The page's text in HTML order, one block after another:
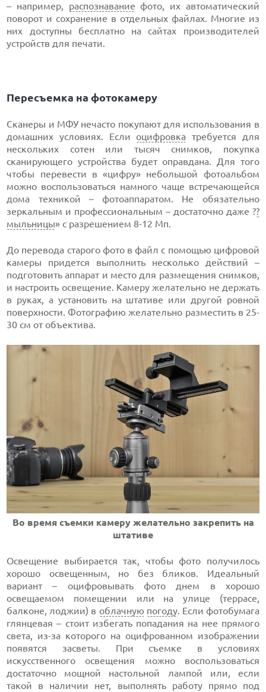
– например, распознавание фото, их автоматический
поворот и сохранение в отдельных файлах. Многие из
них доступны бесплатно на сайтах производителей
устройств для печати.
Пересъемка на фотокамеру
Сканеры и МФУ нечасто покупают для использования в
домашних условиях. Если оцифровка требуется для
нескольких сотен или тысяч снимков, покупка
сканирующего устройства будет оправдана. Для того
чтобы перевести в «цифру» небольшой фотоальбом
можно воспользоваться намного чаще встречающейся
дома техникой – фотоаппаратом. Не обязательно
зеркальным и профессиональным – достаточно даже ??
мыльницы» с разрешением 8-12 Мп.
До перевода старого фото в файл с помощью цифровой
камеры придется выполнить несколько действий –
подготовить аппарат и место для размещения снимков,
и настроить освещение. Камеру желательно не держать
в руках, а установить на штативе или другой ровной
поверхности. Фотографию желательно разместить в 25-
30 см от объектива.
Во время съемки камеру желательно закрепить на
штативе
Освещение выбирается так, чтобы фото получилось
хорошо освещенным, но без бликов. Идеальный
вариант – оцифровывать фото днем в хорошо
освещаемом помещении или на улице (террасе,
балконе, лоджии) в облачную погоду. Если фотобумага
глянцевая – стоит избегать попадания на нее прямого
света, из-за которого на оцифрованном изображении
появятся засветы. При съемке в условиях
искусственного освещения можно воспользоваться
достаточно мощной настольной лампой или, если
такой в наличии нет, выполнять работу прямо под